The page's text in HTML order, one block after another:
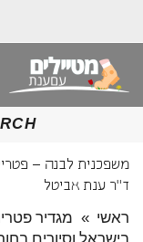
משפכנית לבנה –
ד"ר ענת אביטל
ראשי » מגדיר
בישראל וסיורים